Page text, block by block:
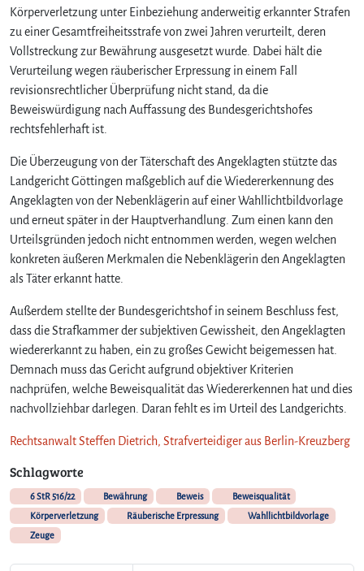
Körperverletzung unter Einbeziehung anderweitig erkannter Strafen
zu einer Gesamtfreiheitsstrafe von zwei Jahren verurteilt, deren
Vollstreckung zur Bewährung ausgesetzt wurde. Dabei hält die
Verurteilung wegen räuberischer Erpressung in einem Fall
revisionsrechtlicher Überprüfung nicht stand, da die
Beweiswürdigung nach Auffassung des Bundesgerichtshofes
rechtsfehlerhaft ist.
Die Überzeugung von der Täterschaft des Angeklagten stützte das
Landgericht Göttingen maßgeblich auf die Wiedererkennung des
Angeklagten von der Nebenklägerin auf einer Wahllichtbildvorlage
und erneut später in der Hauptverhandlung. Zum einen kann den
Urteilsgründen jedoch nicht entnommen werden, wegen welchen
konkreten äußeren Merkmalen die Nebenklägerin den Angeklagten
als Täter erkannt hatte.
Außerdem stellte der Bundesgerichtshof in seinem Beschluss fest,
dass die Strafkammer der subjektiven Gewissheit, den Angeklagten
wiedererkannt zu haben, ein zu großes Gewicht beigemessen hat.
Demnach muss das Gericht aufgrund objektiver Kriterien
nachprüfen, welche Beweisqualität das Wiedererkennen hat und dies
nachvollziehbar darlegen. Daran fehlt es im Urteil des Landgerichts.
Rechtsanwalt Steffen Dietrich, Strafverteidiger aus Berlin-Kreuzberg
Schlagworte
6 StR 516/22 Bewährung Beweis
Beweisqualität
Körperverletzung
Räuberische Erpressung
Wahllichtbildvorlage
Zeuge